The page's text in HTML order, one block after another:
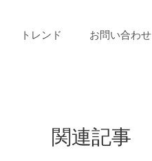
トレンド お問い合わせ
関連記事